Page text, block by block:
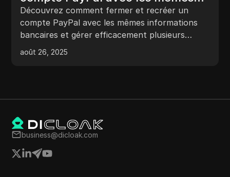
informations bancaires
Découvrez comment fermer et recréer un
compte PayPal avec les mêmes informations
bancaires et gérer efficacement plusieurs
comptes. Découvrez les étapes à suivre pour
améliorer la sécurité de votre compte et faire
août 26, 2025
business@dicloak.com